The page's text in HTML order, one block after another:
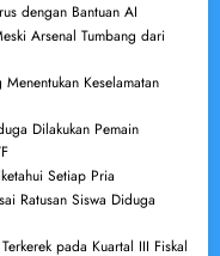
dengan Bantuan AI
Arsenal Tumbang dari
Keselamatan
Dilakukan Pemain
Setiap Pria
Ratusan Siswa Diduga
pada Kuartal III Fiskal